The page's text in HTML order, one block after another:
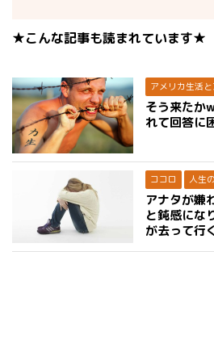
★こんな記事も読まれています★
アメリカ生活
そう来たか
れて回答に
ココロ 人生
アナタが嫌
と鈍感にな
が去って行